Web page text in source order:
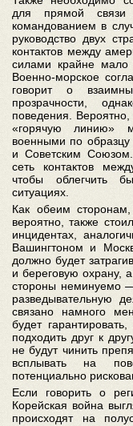
для прямой связи
командованием в
руководство двух
контактов между
силами крайне
Военно-морское
говорит о
прозрачности,
поведения.
«горячую линию»
военными по
и Советским
сеть контактов
чтобы облегчить
ситуациях.
Как обеим
вероятно, также
инцидентах,
Вашингтоном и
должно будет
и береговую охрану,
стороны неминуемо
разведывательную
связано намного
будет
подходить друг к
не будут чинить
всплывать на
потенциально
Если говорить о
Корейская война
происходят на